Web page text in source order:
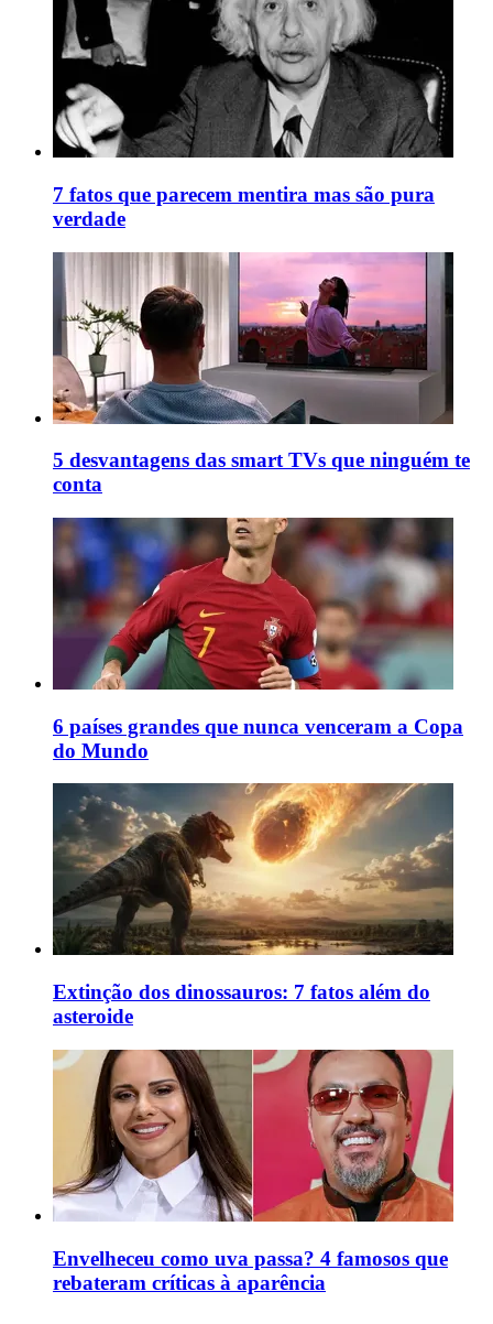
7 fatos que parecem mentira mas são pura
verdade
5 desvantagens das smart TVs que ninguém te
conta
6 países grandes que nunca venceram a Copa
do Mundo
Extinção dos dinossauros: 7 fatos além do
asteroide
Envelheceu como uva passa? 4 famosos que
rebateram críticas à aparência